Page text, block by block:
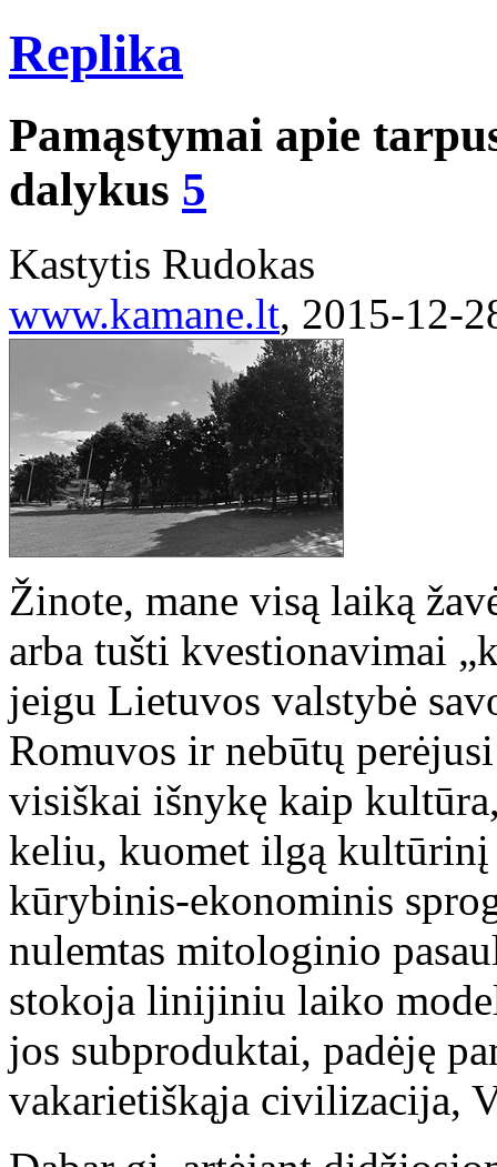
Replika
Pamąstymai apie
dalykus 5
Kastytis Rudokas
www.kamane.lt, 2015-12-
Žinote, mane visą laiką
arba tušti kvestionavimai
jeigu Lietuvos valstybė
Romuvos ir nebūtų
visiškai išnykę kaip
keliu, kuomet ilgą kultūrinį
kūrybinis-ekonominis
nulemtas mitologinio
stokoja linijiniu laiko
jos subproduktai, padėję
vakarietiškąja civilizacija,